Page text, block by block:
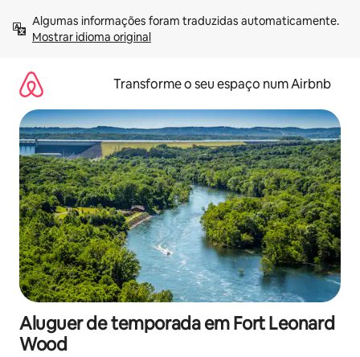
para
Mostrar idioma original
Transforme o seu espaço num Airbnb
Aluguer de temporada em Fort Leonard
Wood